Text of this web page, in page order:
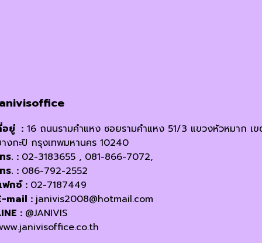
อยู่ : 16 ถนนรามคำแหง ซอยรามคำแหง 51/3 แขวงหัวหมาก เ
งกะปิ กรุงเทพมหานคร 10240
ร. : 02-3183655 , 081-866-7072,
ร. : 086-792-2552
กซ์ : 02-7187449
mail : janivis2008@hotmail.com
: @JANIVIS